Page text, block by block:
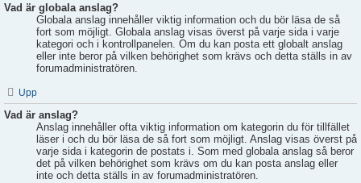
Vad är globala anslag?
Globala anslag innehåller viktig information och du bör läsa de så
fort som möjligt. Globala anslag visas överst på varje sida i varje
kategori och i kontrollpanelen. Om du kan posta ett globalt anslag
eller inte beror på vilken behörighet som krävs och detta ställs in av
forumadministratören.
Upp
Vad är anslag?
Anslag innehåller ofta viktig information om kategorin du för tillfället
läser i och du bör läsa de så fort som möjligt. Anslag visas överst på
varje sida i kategorin de postats i. Som med globala anslag så beror
det på vilken behörighet som krävs om du kan posta anslag eller
inte och detta ställs in av forumadministratören.